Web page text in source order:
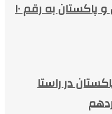
افزایش حجم تجارت بین ایران و پاکستان به رقم ۱۰
در راستا